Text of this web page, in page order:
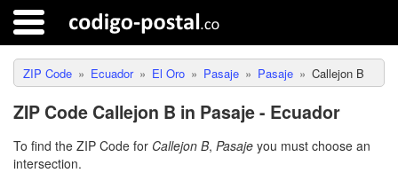
ZIP Code Ecuador El Oro Pasaje Pasaje Callejon B
ZIP Code Callejon B in Pasaje - Ecuador
To find the ZIP Code for Callejon B, Pasaje you must choose an
intersection.